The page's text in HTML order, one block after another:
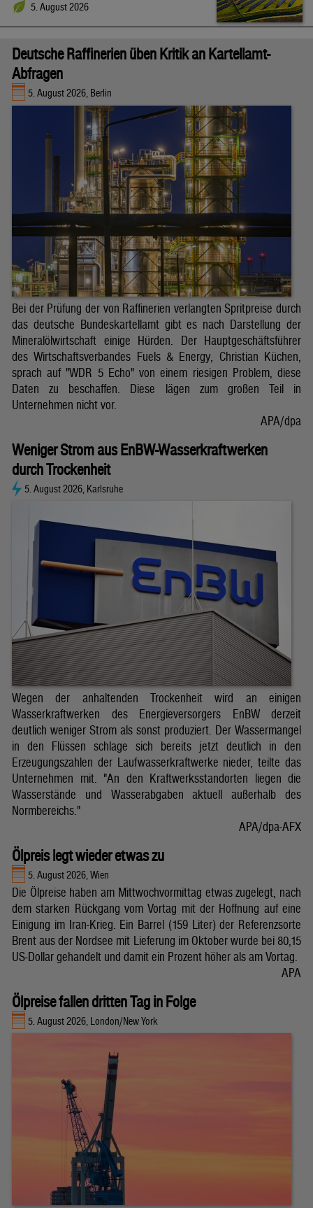
5. August 2026
Deutsche Raffinerien üben Kritik an Kartellamt-
Abfragen
5. August 2026, Berlin
Bei der Prüfung der von Raffinerien verlangten Spritpreise durch
das deutsche Bundeskartellamt gibt es nach Darstellung der
Mineralölwirtschaft einige Hürden. Der Hauptgeschäftsführer
des Wirtschaftsverbandes Fuels & Energy, Christian Küchen,
sprach auf "WDR 5 Echo" von einem riesigen Problem, diese
Daten zu beschaffen. Diese lägen zum großen Teil in
Unternehmen nicht vor.
APA/dpa
Weniger Strom aus EnBW-Wasserkraftwerken
durch Trockenheit
5. August 2026, Karlsruhe
Wegen der anhaltenden Trockenheit wird an einigen
Wasserkraftwerken des Energieversorgers EnBW derzeit
deutlich weniger Strom als sonst produziert. Der Wassermangel
in den Flüssen schlage sich bereits jetzt deutlich in den
Erzeugungszahlen der Laufwasserkraftwerke nieder, teilte das
Unternehmen mit. "An den Kraftwerksstandorten liegen die
Wasserstände und Wasserabgaben aktuell außerhalb des
Normbereichs."
APA/dpa-AFX
Ölpreis legt wieder etwas zu
5. August 2026, Wien
Die Ölpreise haben am Mittwochvormittag etwas zugelegt, nach
dem starken Rückgang vom Vortag mit der Hoffnung auf eine
Einigung im Iran-Krieg. Ein Barrel (159 Liter) der Referenzsorte
Brent aus der Nordsee mit Lieferung im Oktober wurde bei 80,15
US-Dollar gehandelt und damit ein Prozent höher als am Vortag.
APA
Ölpreise fallen dritten Tag in Folge
5. August 2026, London/New York